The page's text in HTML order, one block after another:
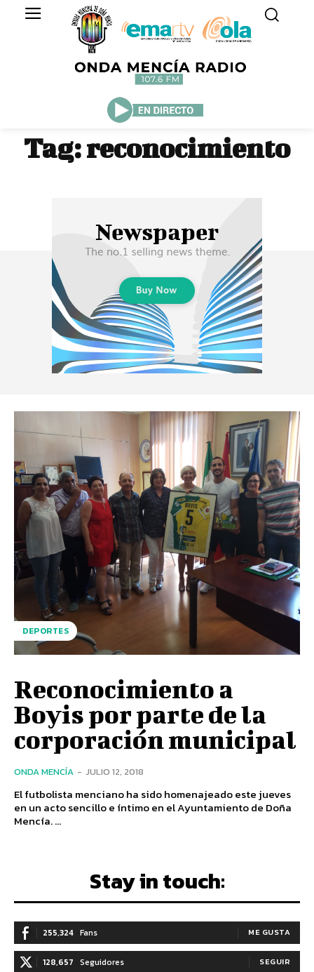
Tag:reconocimiento
DEPORTES
Reconocimiento a
Boyis por parte de la
corporación municipal
ONDA MENCÍA - JULIO 12, 2018
El futbolista menciano ha sido homenajeado este jueves
en un acto sencillo e íntimo en el Ayuntamiento de Doña
Mencía. ...
Stay in touch:
255,324 Fans ME GUSTA
128,657 Seguidores SEGUIR